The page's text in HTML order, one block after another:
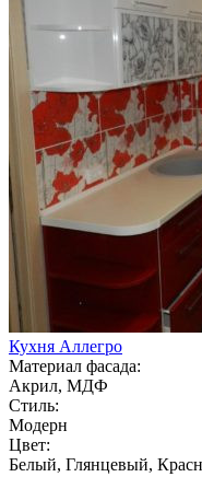
Кухня Аллегро
Материал фасада:
Акрил, МДФ
Стиль:
Модерн
Цвет:
Белый, Глянцевый,